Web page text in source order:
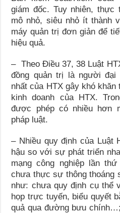
giám đốc. Tuy nhiên, thực
mô nhỏ, siêu nhỏ ít thành
máy quản trị đơn giản để
hiệu quả.
– Theo Điều 37, 38 Luật
đồng quản trị là người đại
nhất của HTX gây khó khăn
kinh doanh của HTX.
được phép có nhiều hơn
pháp luật.
– Nhiều quy định của Luật
hậu so với sự phát triển
mạng công nghiệp lần
chưa thực sự thông thoáng
như: chưa quy định cụ thể
họp trực tuyến, biểu quyết
quả qua đường bưu